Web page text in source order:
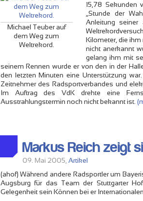
Michael Teuber auf
dem Weg zum
Weltrekord.
15,78 Sekunden
„Stunde der
Anleitung seiner
Kilometer, die
nicht anerkannt
gelang ihm mit
seinem Rennen wurde er von den in der
den letzten Minuten eine Unterstützung
Zeitnehmer des Radsportverbandes und
Im Auftrag des VdK drehte eine
Ausstrahlungstermin noch nicht bekannt ist.
Markus Reich zeigt
09. Mai 2005, Artikel
(ahof) Während andere Radsportler um
Augsburg für das Team der Stuttgarter
Gelegenheit sein Können bei er